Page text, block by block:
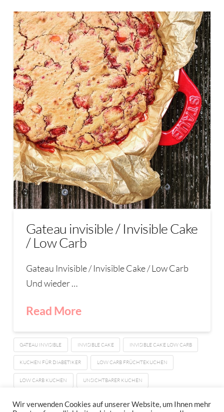
Gateau invisible / Invisible Cake
/ Low Carb
Gateau Invisible / Invisible Cake / Low Carb
Und wieder …
Read More
GATEAU INVISIBLE INVISIBLE CAKE INVISIBLE CAKE LOW CARB
KUCHEN FÜR DIABETIKER LOW CARB FRÜCHTEKUCHEN
LOW CARB KUCHEN UNSICHTBARER KUCHEN
Wir verwenden Cookies auf unserer Website, um Ihnen mehr